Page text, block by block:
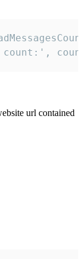
count:',
url contained